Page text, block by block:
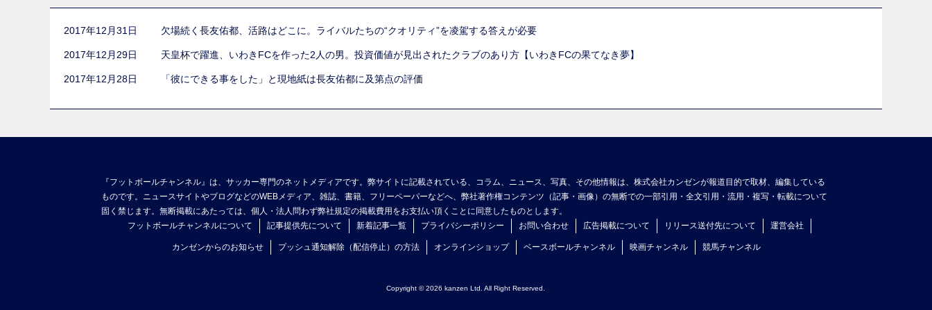
2017年12月31日 欠場続く長友佑都、活路はどこに。ライバルたちの“クオリティ”を凌駕する答えが必要
2017年12月29日 天皇杯で躍進、いわきFCを作った2人の男。投資価値が見出されたクラブのあり方【いわきFCの果てなき夢】
2017年12月28日 「彼にできる事をした」と現地紙は長友佑都に及第点の評価
『フットボールチャンネル』は、サッカー専門のネットメディアです。弊サイトに記載されている、コラム、ニュース、写真、その他情報は、株式会社カンゼンが報道目的で取材、編集している
ものです。ニュースサイトやブログなどのWEBメディア、雑誌、書籍、フリーペーパーなどへ、弊社著作権コンテンツ（記事・画像）の無断での一部引用・全文引用・流用・複写・転載について
固く禁じます。無断掲載にあたっては、個人・法人問わず弊社規定の掲載費用をお支払い頂くことに同意したものとします。
フットボールチャンネルについて
記事提供先について 新着記事一覧 プライバシーポリシー お問い合わせ 広告掲載について リリース送付先について 運営会社
カンゼンからのお知らせ プッシュ通知解除（配信停止）の方法 オンラインショップ ベースボールチャンネル 映画チャンネル 競馬チャンネル
Copyright © 2026 kanzen Ltd. All Right Reserved.